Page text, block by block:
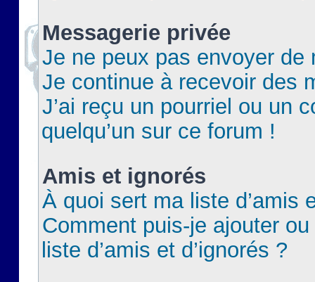
Messagerie privée
Je ne peux pas envoyer de
Je continue à recevoir des
J’ai reçu un pourriel ou un
quelqu’un sur ce forum !
Amis et ignorés
À quoi sert ma liste d’amis
Comment puis-je ajouter
liste d’amis et d’ignorés ?